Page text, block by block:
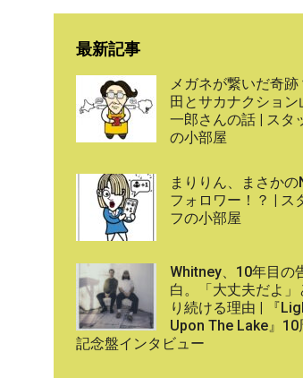
最新記事
メガネが繋いだ奇跡
田とサカナクション
一郎さんの話 | スタ
の小部屋
まりりん、まさかの
フォロワー！？ | ス
フの小部屋
Whitney、10年目の
白。「大丈夫だよ」
り続ける理由 | 『
Upon The Lake』10
記念盤インタビュー